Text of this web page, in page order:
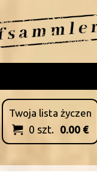
Twoja lista życzen
 0 szt. 0.00 €